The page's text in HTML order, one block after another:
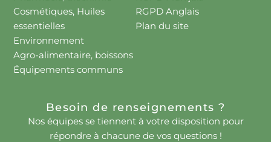
Cosmétiques, Huiles
essentielles
Environnement
Agro-alimentaire, boissons
Équipements communs
RGPD Anglais
Plan du site
Besoin de renseignements ?
Nos équipes se tiennent à votre disposition pour
répondre à chacune de vos questions !